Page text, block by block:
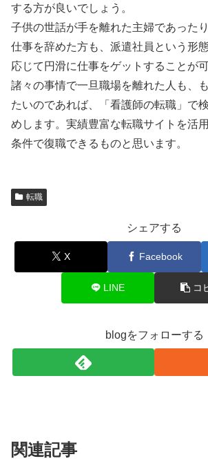
する方が良いでしょう。
子供の世話が手を離れた主婦であった
仕事を辞めた方も、派遣社員という形
応じて円滑に仕事をゲットすることが
諸々の事情で一旦職場を離れた人も、
たいのであれば、「看護師の転職」で
めします。実績豊富な転職サイトを活
条件で復職できるものと思います。
転職
シェアする
X Facebook
LINE コ
blogをフォローする
関連記事